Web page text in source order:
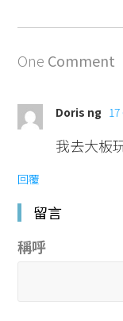
One Comment
Doris ng
我去大板
回覆
留言
稱呼